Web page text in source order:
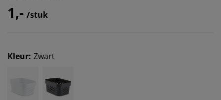
1,- /stuk
Kleur: Zwart